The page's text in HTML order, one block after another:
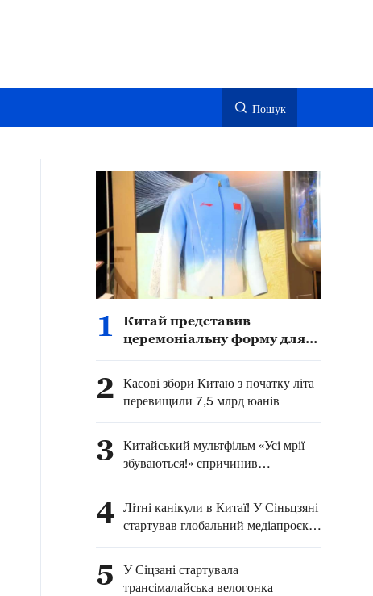
Пошук
1
Китай представив
церемоніальну форму для
2 Касові збори Китаю з початку літа
перевищили 7,5 млрд юанів
3 Китайський мультфільм «Усі мрії
збуваються!» спричинив
туристичний бум у провінції
4 Літні канікули в Китаї! У Сіньцзяні
стартував глобальний медіапроєкт
«Зустрінемося у Сіньцзяні цього
блогерів
5
У Сіцзані стартувала
трансімалайська велогонка